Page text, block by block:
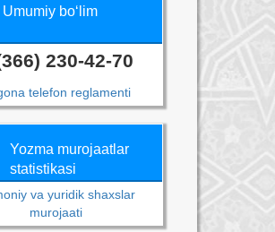
Umumiy bo‘lim
230-42-70
telefon reglamenti
Yozma murojaatlar
statistikasi
va yuridik shaxslar
murojaati